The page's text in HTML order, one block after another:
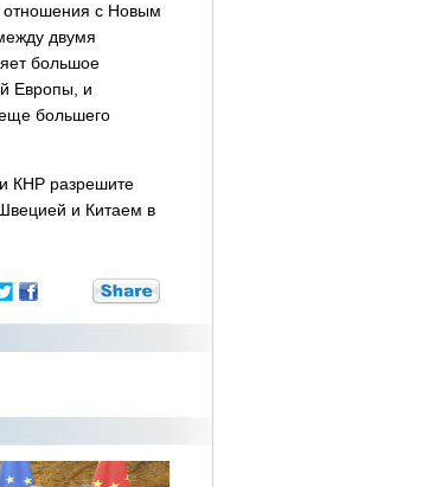
отношения с Новым
двумя
большое
Европы, и
большего
КНР разрешите
и Китаем в